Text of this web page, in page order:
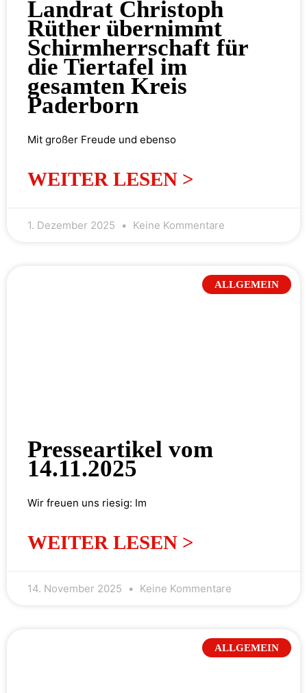
Landrat Christoph
Rüther übernimmt
Schirmherrschaft für
die Tiertafel im
gesamten Kreis
Paderborn
Mit großer Freude und ebenso
WEITER LESEN >
1. Dezember 2025 Keine Kommentare
ALLGEMEIN
Presseartikel vom
14.11.2025
Wir freuen uns riesig: Im
WEITER LESEN >
14. November 2025 Keine Kommentare
ALLGEMEIN